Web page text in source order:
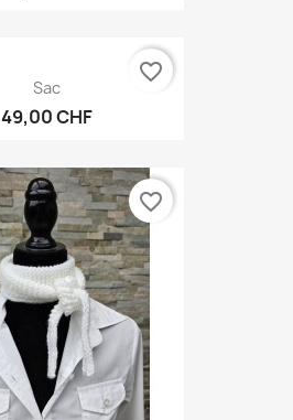
Sac
49,00 CHF
favorite_border
favorite_border